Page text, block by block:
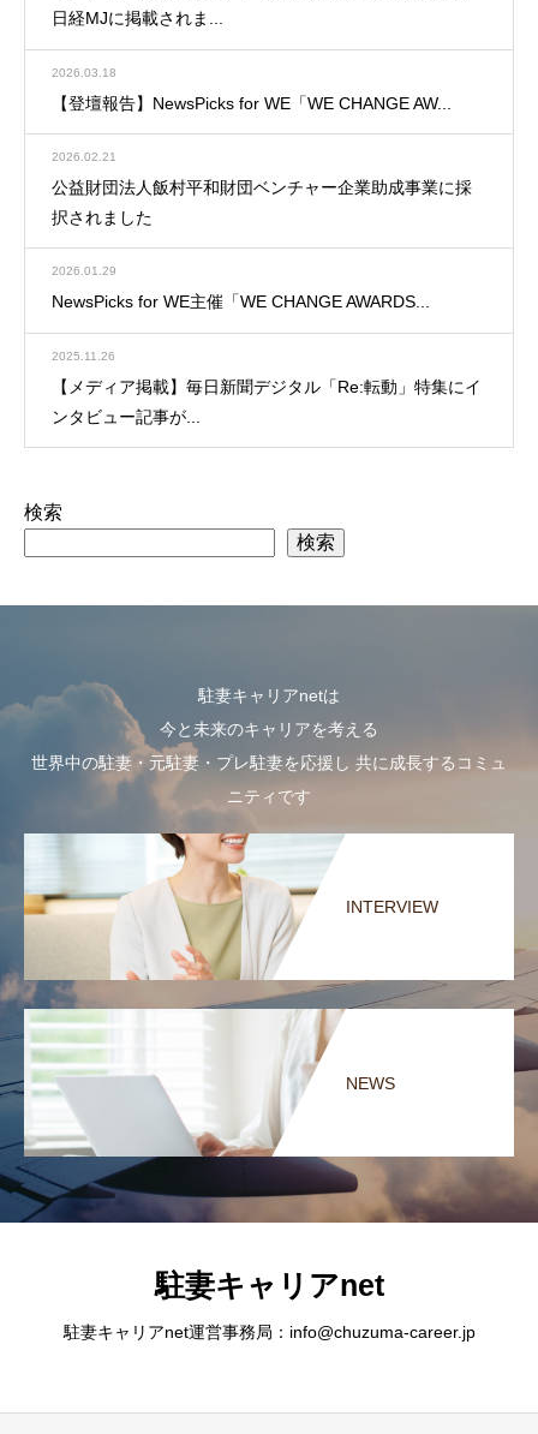
日経MJに掲載されま...
2026.03.18
【登壇報告】NewsPicks for WE「WE CHANGE AW...
2026.02.21
公益財団法人飯村平和財団ベンチャー企業助成事業に採
択されました
2026.01.29
NewsPicks for WE主催「WE CHANGE AWARDS...
2025.11.26
【メディア掲載】毎日新聞デジタル「Re:転動」特集にイ
ンタビュー記事が...
検索
検索
駐妻キャリアnetは
今と未来のキャリアを考える
世界中の駐妻・元駐妻・プレ駐妻を応援し 共に成長するコミュ
ニティです
INTERVIEW
NEWS
駐妻キャリアnet
駐妻キャリアnet運営事務局：info@chuzuma-career.jp